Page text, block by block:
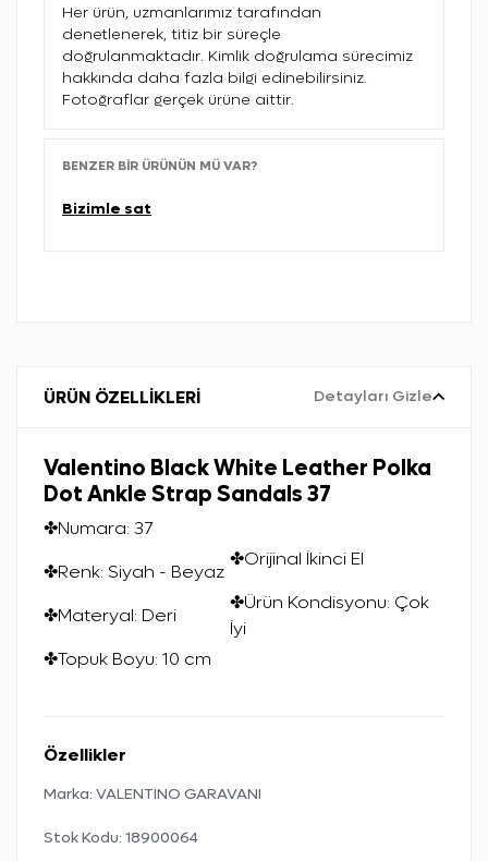
Her ürün, uzmanlarımız tarafından
denetlenerek, titiz bir süreçle
doğrulanmaktadır. Kimlik doğrulama sürecimiz
hakkında daha fazla bilgi edinebilirsiniz.
Fotoğraflar gerçek ürüne aittir.
BENZER BIR ÜRÜNÜN MÜ VAR?
Bizimle sat
ÜRÜN ÖZELLİKLERİ Detayları Gizle
Valentino Black White Leather Polka
Dot Ankle Strap Sandals 37
✤Numara: 37
✤Renk: Siyah - Beyaz
✤Materyal: Deri
✤Topuk Boyu: 10 cm
✤Orijinal İkinci El
✤Ürün Kondisyonu: Çok
İyi
Özellikler
Marka: VALENTINO GARAVANI
Stok Kodu: 18900064